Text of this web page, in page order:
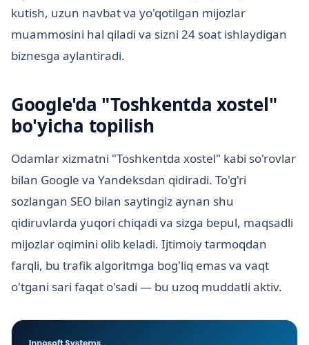
kutish, uzun navbat va yo'qotilgan mijozlar
muammosini hal qiladi va sizni 24 soat ishlaydigan
biznesga aylantiradi.
Google'da "Toshkentda xostel"
bo'yicha topilish
Odamlar xizmatni "Toshkentda xostel" kabi so'rovlar
bilan Google va Yandeksdan qidiradi. To'g'ri
sozlangan SEO bilan saytingiz aynan shu
qidiruvlarda yuqori chiqadi va sizga bepul, maqsadli
mijozlar oqimini olib keladi. Ijtimoiy tarmoqdan
farqli, bu trafik algoritmga bog'liq emas va vaqt
o'tgani sari faqat o'sadi — bu uzoq muddatli aktiv.